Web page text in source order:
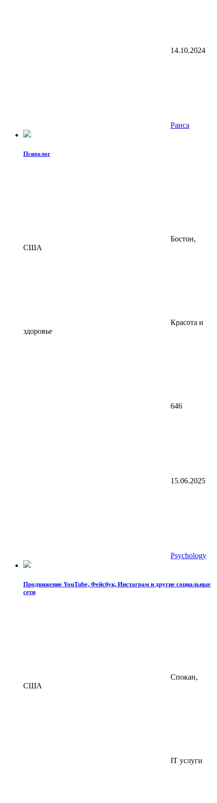
14.10.2024
Раиса
Психолог
Бостон,
США
Красота и
здоровье
646
15.06.2025
Psychology
Продвижение YouTube, Фейсбук, Инстаграм и другие социальные
сети
Спокан,
США
IT услуги